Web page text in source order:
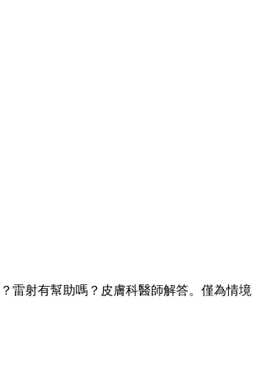
雷射有幫助嗎？皮膚科醫師解答。僅為情境